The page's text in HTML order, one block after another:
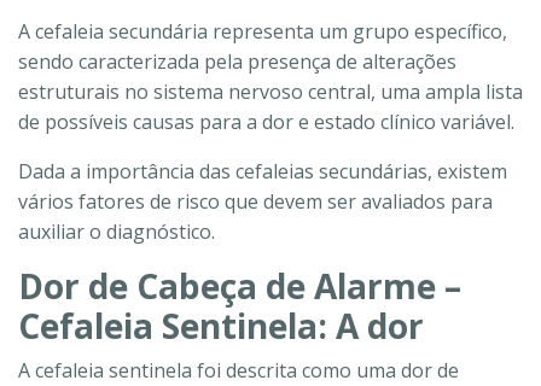
A cefaleia secundária representa um grupo específico,
sendo caracterizada pela presença de alterações
estruturais no sistema nervoso central, uma ampla lista
de possíveis causas para a dor e estado clínico variável.
Dada a importância das cefaleias secundárias, existem
vários fatores de risco que devem ser avaliados para
auxiliar o diagnóstico.
Dor de Cabeça de Alarme –
Cefaleia Sentinela: A dor
A cefaleia sentinela foi descrita como uma dor de